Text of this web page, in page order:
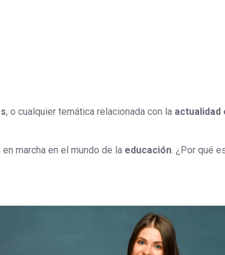
, o cualquier temática relacionada con la actualidad
marcha en el mundo de la educación. ¿Por qué